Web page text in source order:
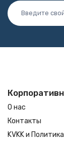
О нас
Контакты
KVKK и